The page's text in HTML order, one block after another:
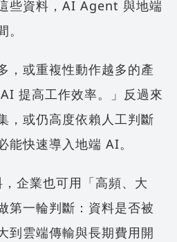
些資料，AI Agent 與地端
，或重複性動作越多的產
提高工作效率。」反過來
，或仍高度依賴人工判斷
能快速導入地端 AI。
企業也可用「高頻、大
第一輪判斷：資料是否被
到雲端傳輸與長期費用開